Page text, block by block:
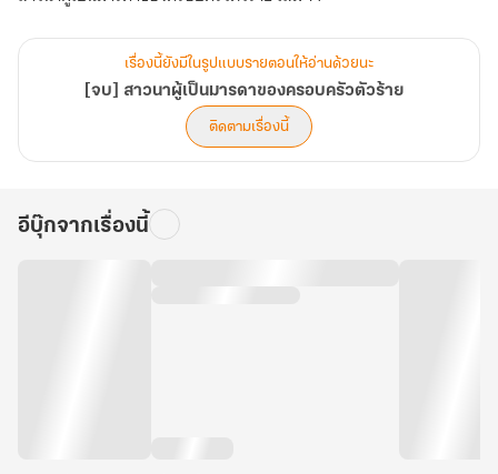
เรื่องนี้ยังมีในรูปแบบรายตอนให้อ่านด้วยนะ
[จบ] สาวนาผู้เป็นมารดาของครอบครัวตัวร้าย
ติดตามเรื่องนี้
อีบุ๊กจากเรื่องนี้